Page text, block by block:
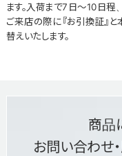
ます。入荷まで7日～10日程
ご来店の際に『お引換証』
替えいたします。
商品
お問い合わせ